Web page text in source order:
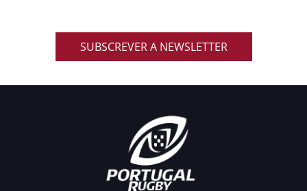
SUBSCREVER A NEWSLETTER